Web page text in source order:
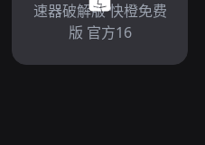
速器破解版 快橙免费
版 官方16